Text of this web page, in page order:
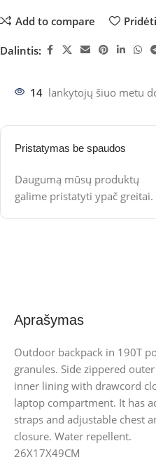
Add to compare
Dalintis:
14 lankytojų šiuo metu
Pristatymas be spaudos
Daugumą mūsų produktų
galime pristatyti ypač greitai.
Aprašymas
Outdoor backpack in 190T
granules. Side zippered
inner lining with drawcord
laptop compartment. It has
straps and adjustable chest
closure. Water repellent.
26X17X49CM